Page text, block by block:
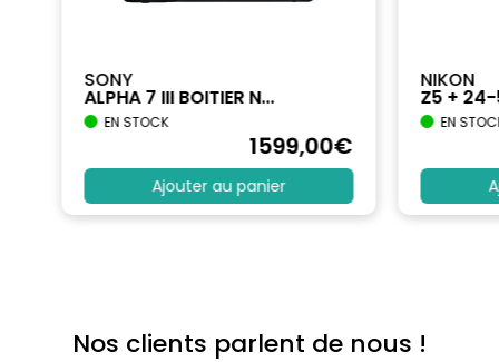
SONY
ALPHA 7 III BOITIER N...
EN STOCK
1599,00€
Ajouter au panier
NIKON
Z5 +
EN
Nos clients parlent de nous !